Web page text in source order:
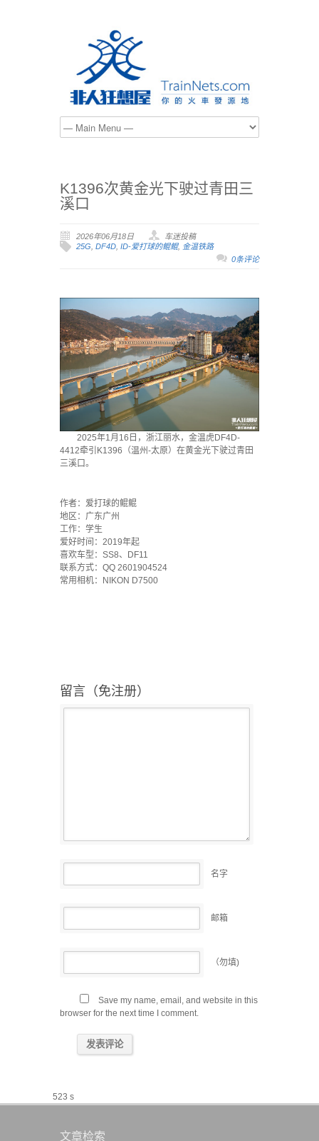
K1396次黄金光下驶过青田三
溪口
2026年06月18日
车迷投稿
25G, DF4D, ID-爱打球的鲲鲲, 金温铁路
0条评论
2025年1月16日，浙江丽水，金温虎DF4D-
4412牵引K1396（温州-太原）在黄金光下驶过青田
三溪口。
作者：爱打球的鲲鲲
地区：广东广州
工作：学生
爱好时间：2019年起
喜欢车型：SS8、DF11
联系方式：QQ 2601904524
常用相机：NIKON D7500
留言（免注册）
名字
邮箱
（勿填)
Save my name, email, and website in this
browser for the next time I comment.
523 s
文章检索